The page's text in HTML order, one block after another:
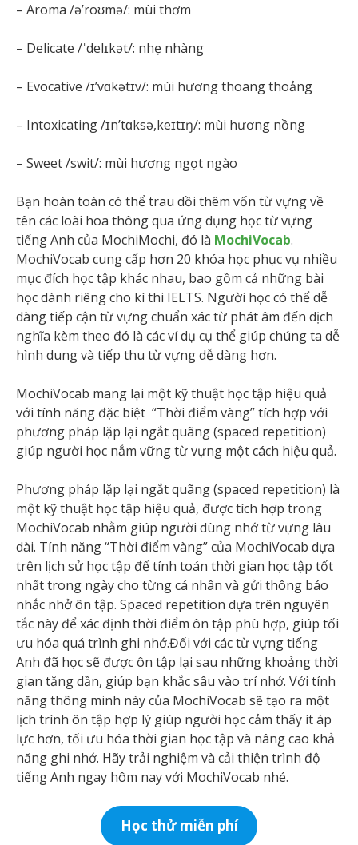
– Aroma /ə’roʊmə/: mùi thơm
– Delicate /ˈdelɪkət/: nhẹ nhàng
– Evocative /ɪ’vɑkətɪv/: mùi hương thoang thoảng
– Intoxicating /ɪn’tɑksə,keɪtɪŋ/: mùi hương nồng
– Sweet /swit/: mùi hương ngọt ngào
Bạn hoàn toàn có thể trau dồi thêm vốn từ vựng về
tên các loài hoa thông qua ứng dụng học từ vựng
tiếng Anh của MochiMochi, đó là MochiVocab.
MochiVocab cung cấp hơn 20 khóa học phục vụ nhiều
mục đích học tập khác nhau, bao gồm cả những bài
học dành riêng cho kì thi IELTS. Người học có thể dễ
dàng tiếp cận từ vựng chuẩn xác từ phát âm đến dịch
nghĩa kèm theo đó là các ví dụ cụ thể giúp chúng ta dễ
hình dung và tiếp thu từ vựng dễ dàng hơn.
MochiVocab mang lại một kỹ thuật học tập hiệu quả
với tính năng đặc biệt “Thời điểm vàng” tích hợp với
phương pháp lặp lại ngắt quãng (spaced repetition)
giúp người học nắm vững từ vựng một cách hiệu quả.
Phương pháp lặp lại ngắt quãng (spaced repetition) là
một kỹ thuật học tập hiệu quả, được tích hợp trong
MochiVocab nhằm giúp người dùng nhớ từ vựng lâu
dài. Tính năng “Thời điểm vàng” của MochiVocab dựa
trên lịch sử học tập để tính toán thời gian học tập tốt
nhất trong ngày cho từng cá nhân và gửi thông báo
nhắc nhở ôn tập. Spaced repetition dựa trên nguyên
tắc này để xác định thời điểm ôn tập phù hợp, giúp tối
ưu hóa quá trình ghi nhớ.Đối với các từ vựng tiếng
Anh đã học sẽ được ôn tập lại sau những khoảng thời
gian tăng dần, giúp bạn khắc sâu vào trí nhớ. Với tính
năng thông minh này của MochiVocab sẽ tạo ra một
lịch trình ôn tập hợp lý giúp người học cảm thấy ít áp
lực hơn, tối ưu hóa thời gian học tập và nâng cao khả
năng ghi nhớ. Hãy trải nghiệm và cải thiện trình độ
tiếng Anh ngay hôm nay với MochiVocab nhé.
Học thử miễn phí